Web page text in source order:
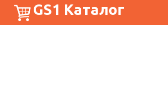
GS1 Каталог